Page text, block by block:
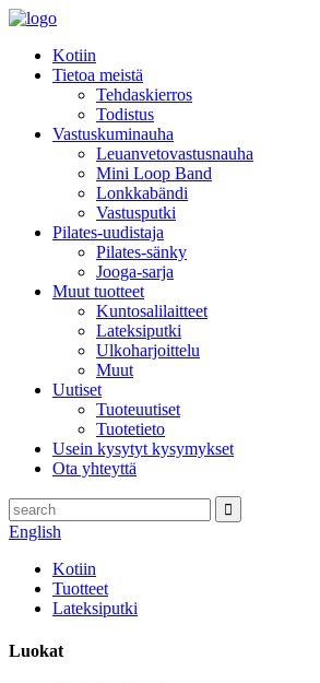
Kotiin
Tietoa meistä
Tehdaskierros
Todistus
Vastuskuminauha
Leuanvetovastusnauha
Mini Loop Band
Lonkkabändi
Vastusputki
Pilates-uudistaja
Pilates-sänky
Jooga-sarja
Muut tuotteet
Kuntosalilaitteet
Lateksiputki
Ulkoharjoittelu
Muut
Uutiset
Tuoteuutiset
Tuotetieto
Usein kysytyt kysymykset
Ota yhteyttä
English
Kotiin
Tuotteet
Lateksiputki
Luokat